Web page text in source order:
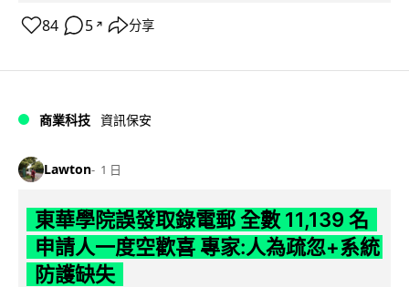
84 5 ↗ 分享
商業科技 資訊保安
Lawton 1 日
東華學院誤發取錄電郵 全數 11,139 名
申請人一度空歡喜 專家:人為疏忽+系統
防護缺失